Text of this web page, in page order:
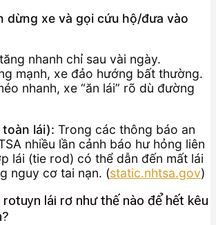
dừng xe và gọi cứu hộ/đưa vào
nhanh chỉ sau vài ngày.
mạnh, xe đảo hướng bất thường.
nhanh, xe “ăn lái” rõ dù đường
lái): Trong các thông báo an
nhiều lần cảnh báo hư hỏng liên
lái (tie rod) có thể dẫn đến mất lái
nguy cơ tai nạn. (static.nhtsa.gov)
lái rơ như thế nào để hết kêu